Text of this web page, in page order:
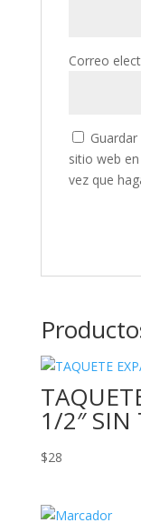
Correo
sitio web
vez que
1/2″ SIN
$28